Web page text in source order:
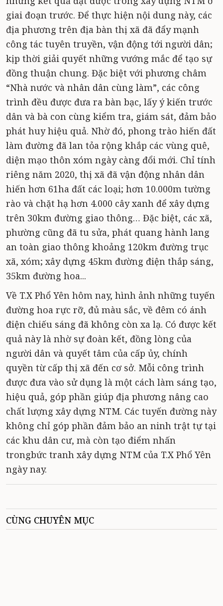
giai đoạn trước. Để thực hiện nội dung này, các
địa phương trên địa bàn thị xã đã đẩy mạnh
công tác tuyên truyền, vận động tới người dân;
kịp thời giải quyết những vướng mắc để tạo sự
đồng thuận chung. Đặc biệt với phương châm
“Nhà nước và nhân dân cùng làm”, các công
trình đều được đưa ra bàn bạc, lấy ý kiến trước
dân và bà con cùng kiểm tra, giám sát, đảm bảo
phát huy hiệu quả. Nhờ đó, phong trào hiến đất
làm đường đã lan tỏa rộng khắp các vùng quê,
diện mạo thôn xóm ngày càng đổi mới. Chỉ tính
riêng năm 2020, thị xã đã vận động nhân dân
hiến hơn 61ha đất các loại; hơn 10.000m tường
rào và chặt hạ hơn 4.000 cây xanh để xây dựng
trên 30km đường giao thông… Đặc biệt, các xã,
phường cũng đã tu sửa, phát quang hành lang
an toàn giao thông khoảng 120km đường trục
xã, xóm; xây dựng 45km đường điện thắp sáng,
35km đường hoa...
Về T.X Phổ Yên hôm nay, hình ảnh những tuyến
đường hoa rực rỡ, đủ màu sắc, về đêm có ánh
điện chiếu sáng đã không còn xa lạ. Có được kết
quả này là nhờ sự đoàn kết, đồng lòng của
người dân và quyết tâm của cấp ủy, chính
quyền từ cấp thị xã đến cơ sở. Mỗi công trình
được đưa vào sử dụng là một cách làm sáng tạo,
hiệu quả, góp phần giúp địa phương nâng cao
chất lượng xây dựng NTM. Các tuyến đường này
không chỉ góp phần đảm bảo an ninh trật tự tại
các khu dân cư, mà còn tạo điểm nhấn
trongbức tranh xây dựng NTM của T.X Phổ Yên
ngày nay.
CÙNG CHUYÊN MỤC